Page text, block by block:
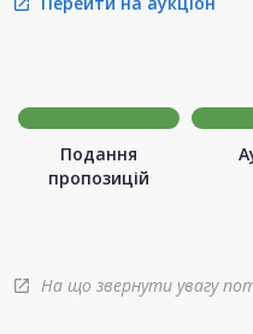
open_in_new
Подання
пропозицій
open_in_new На що звернути увагу